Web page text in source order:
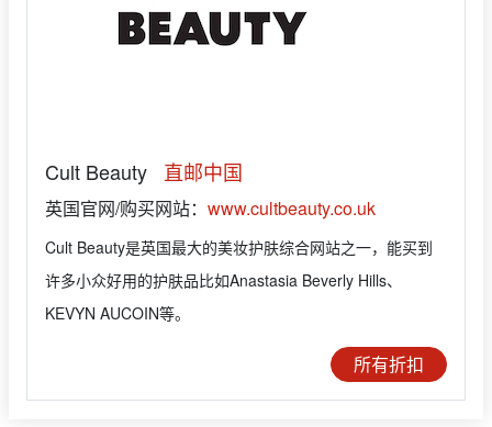
Cult Beauty 直邮中国
英国官网/购买网站： www.cultbeauty.co.uk
Cult Beauty是英国最大的美妆护肤综合网站之一，能买到
许多小众好用的护肤品比如Anastasia Beverly Hills、
KEVYN AUCOIN等。
所有折扣